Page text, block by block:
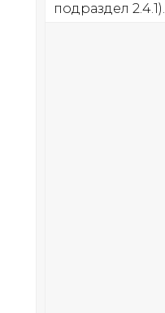
подраздел 2.4.1).